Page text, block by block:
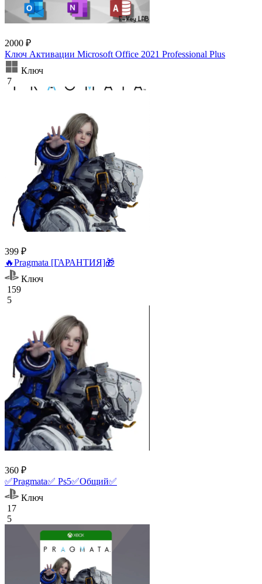
2000 ₽
Ключ Активации Microsoft Office 2021 Professional Plus
Ключ
7
399 ₽
🔥Pragmata [ГАРАНТИЯ]🎁
Ключ
159
5
360 ₽
✅Pragmata✅ Ps5✅Общий✅
Ключ
17
5